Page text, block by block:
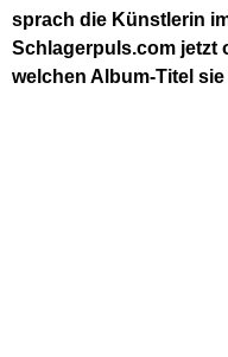
sprach die Künstlerin
Schlagerpuls.com jetzt
welchen Album-Titel